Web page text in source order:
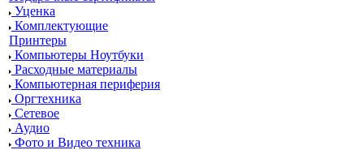
Уценка
Комплектующие
Принтеры
Компьютеры Ноутбуки
Расходные материалы
Компьютерная периферия
Оргтехника
Сетевое
Аудио
Фото и Видео техника